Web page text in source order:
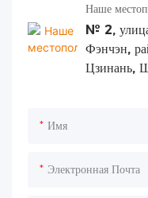
Наше
№ 2,
Фэнчэн,
Цзинань,
Имя
Электронная Почта